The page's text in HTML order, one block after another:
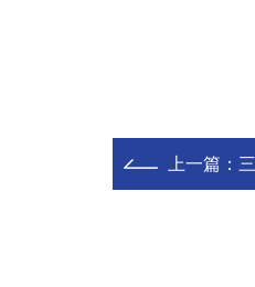
上一篇：